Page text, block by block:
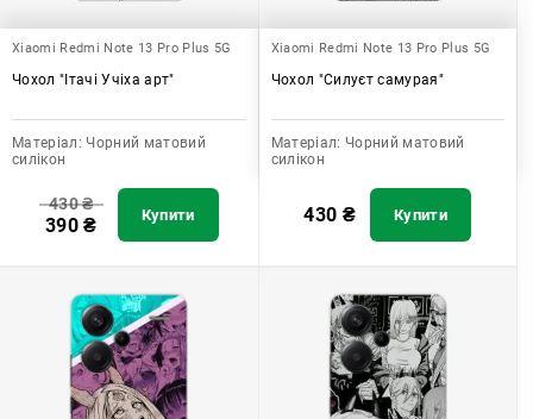
Xiaomi Redmi Note 13 Pro Plus 5G
Чохол "Ітачі Учіха арт"
Матеріал: Чорний матовий
силікон
430₴
390₴ Купити
Xiaomi Redmi Note 13 Pro Plus 5G
Чохол "Силуєт самурая"
Матеріал: Чорний матовий
силікон
430 ₴ Купити